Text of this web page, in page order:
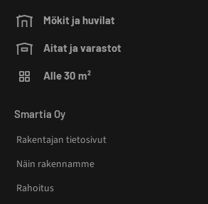
Mökit ja huvilat
Aitat ja varastot
Alle 30 m²
Smartia Oy
Rakentajan tietosivut
Näin rakennamme
Rahoitus